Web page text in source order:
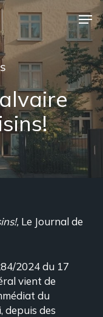
Le Journal de
2024 du 17
vient de
du
depuis des
le
menu